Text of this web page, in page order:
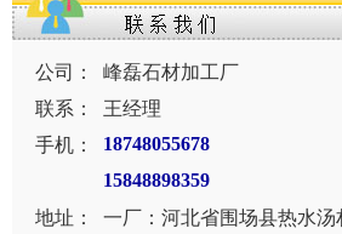
公司：
峰磊石材加工厂
联系：
王经理
手机：
18748055678
15848898359
地址：
一厂：河北省围场县热水